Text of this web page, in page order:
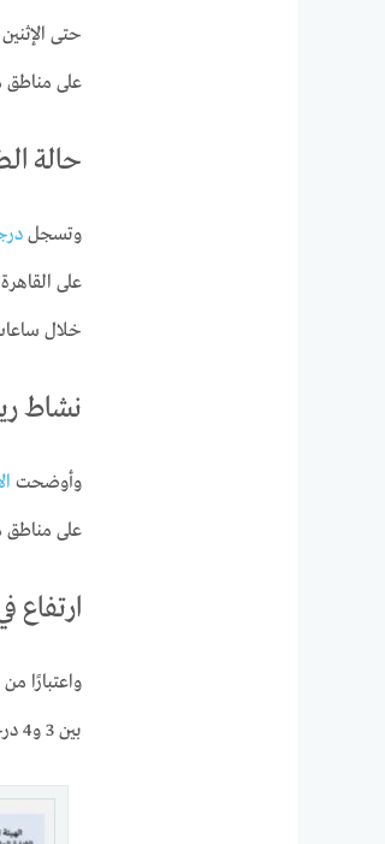
على مناطق
حالة
وتسجل
خلال
نشاط
وأوضحت
على مناطق
ارتفاع
واعتبارًا من الجمعة
بين 3 و4 درجات، مع استمرار نشاط الرياح أحيانًا وإثارتها للرمال والأتربة في بعض الأماكن.